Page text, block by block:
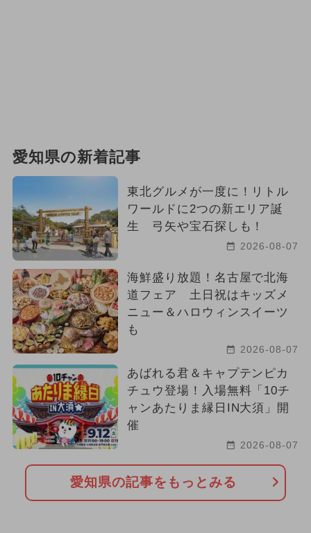
愛知県の新着記事
東北グルメが一度に！リトル
ワールドに2つの新エリア誕
生 弓矢や宝石探しも！
2026-08-07
海鮮盛り放題！名古屋で北海
道フェア 土日祝はキッズメ
ニュー＆ハロウィンスイーツ
も
2026-08-07
あばれる君＆キャプテンピカ
チュウ登場！入場無料「10チ
ャンあたりま縁日IN大須」開
催
2026-08-07
愛知県の記事をもっとみる